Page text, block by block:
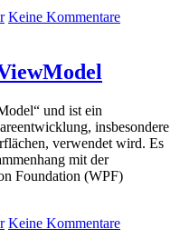
Keine Kommentare
und ist ein
insbesondere
verwendet wird. Es
mit der
Foundation (WPF)
Keine Kommentare